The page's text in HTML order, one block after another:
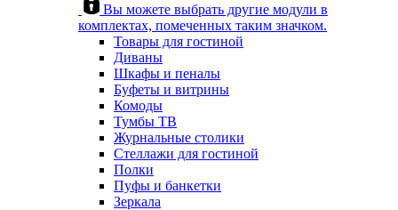
Вы можете выбрать другие модули в
комплектах, помеченных таким значком.
Товары для гостиной
Диваны
Шкафы и пеналы
Буфеты и витрины
Комоды
Тумбы ТВ
Журнальные столики
Стеллажи для гостиной
Полки
Пуфы и банкетки
Зеркала